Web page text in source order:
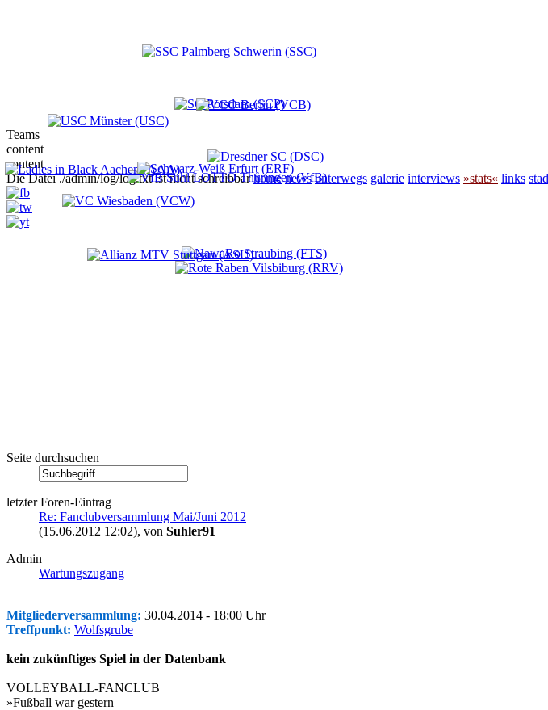
Teams
content
content
Die Datei ./admin/log/log.txt ist nicht schreibbarhome news unterwegs galerie interviews »stats« links
Seite durchsuchen
letzter Foren-Eintrag
Re: Fanclubversammlung Mai/Juni 2012
(15.06.2012 12:02), von Suhler91
Admin
Wartungszugang
Mitgliederversammlung: 30.04.2014 - 18:00 Uhr
Treffpunkt: Wolfsgrube
kein zukünftiges Spiel in der Datenbank
VOLLEYBALL-FANCLUB
»Fußball war gestern